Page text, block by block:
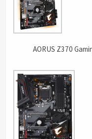
AORUS Z370